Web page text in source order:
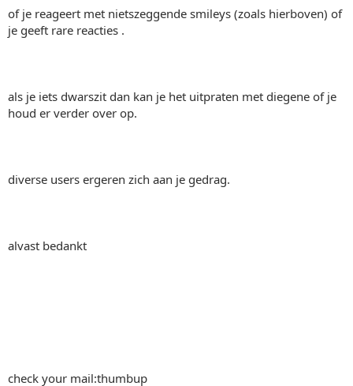
of je reageert met nietszeggende smileys (zoals hierboven) of
je geeft rare reacties .
als je iets dwarszit dan kan je het uitpraten met diegene of je
houd er verder over op.
diverse users ergeren zich aan je gedrag.
alvast bedankt
check your mail:thumbup